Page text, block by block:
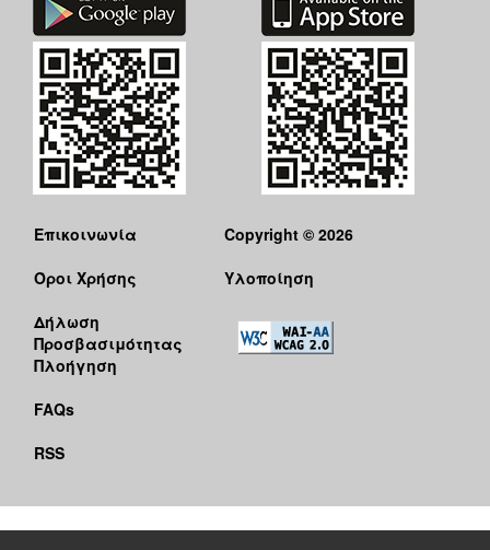
Επικοινωνία
Όροι Χρήσης
Δήλωση
Προσβασιμότητας
Πλοήγηση
FAQs
RSS
Copyright © 2026
Υλοποίηση